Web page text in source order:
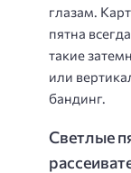
глазам.
пятна
такие
или
бандинг.
Светлые